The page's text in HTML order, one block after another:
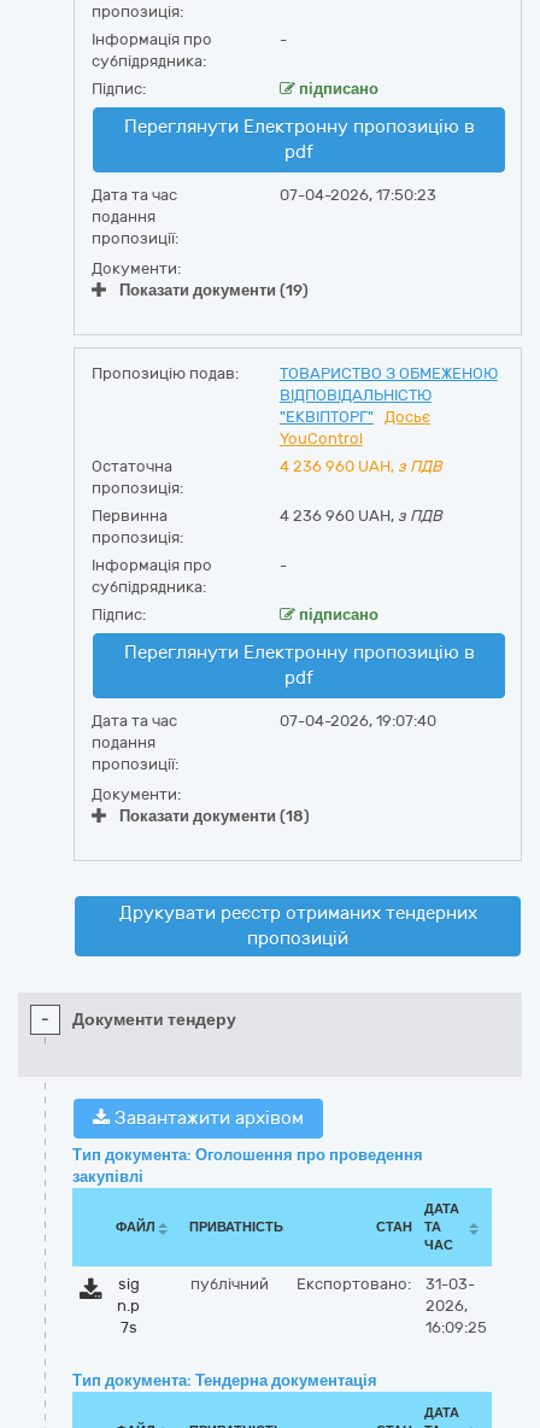
пропозиція:
Інформація про
субпідрядника:
-
Підпис: підписано
Переглянути Електронну пропозицію в
pdf
Дата та час
подання
пропозиції:
07-04-2026, 17:50:23
Документи:
Показати документи (19)
Пропозицію подав:
ТОВАРИСТВО З ОБМЕЖЕНОЮ
ВІДПОВІДАЛЬНІСТЮ
"ЕКВІПТОРГ"
Досьє
YouControl
Остаточна
пропозиція:
4 236 960 UAH, з ПДВ
Первинна
пропозиція:
4 236 960 UAH, з ПДВ
Інформація про
субпідрядника:
-
Підпис: підписано
Переглянути Електронну пропозицію в
pdf
Дата та час
подання
пропозиції:
07-04-2026, 19:07:40
Документи:
Показати документи (18)
Друкувати реєстр отриманих тендерних
пропозицій
- Документи тендеру
Завантажити архівом
Тип документа: Оголошення про проведення
закупівлі
ФАЙЛ ПРИВАТНІСТЬ СТАН
ДАТА
ТА
ЧАС
sig
n.p
7s
публічний Експортовано:
31-03-
2026,
16:09:25
Тип документа: Тендерна документація
ДАТА